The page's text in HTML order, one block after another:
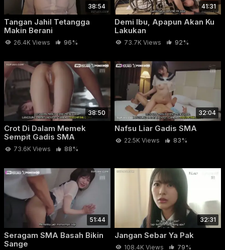
38:54
Tangan Jahil Tetangga
Makin Berani
26.4K Views 96%
41:31
Demi Ibu, Apapun Akan Ku
Lakukan
73.7K Views 92%
38:50
Crot Di Dalam Memek
Sempit Gadis SMA
73.6K Views 88%
32:04
Nafsu Liar Gadis SMA
22.5K Views 83%
51:44
Seragam SMA Basah Bikin
Sange
32:31
Jangan Sebar Ya Pak
108.4K Views 79%